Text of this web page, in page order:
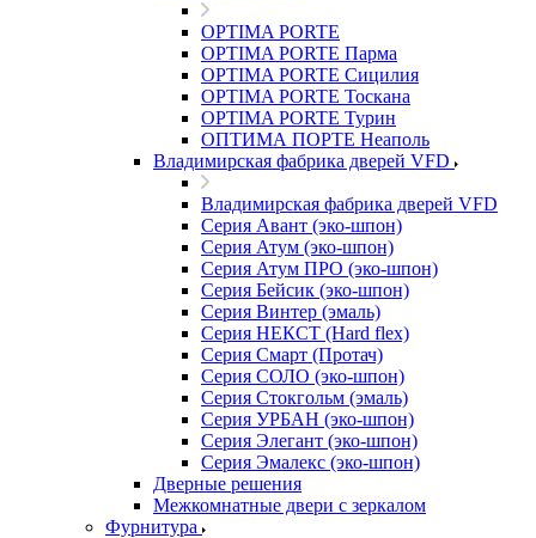
OPTIMA PORTE
OPTIMA PORTE Парма
OPTIMA PORTE Сицилия
OPTIMA PORTE Тоскана
OPTIMA PORTE Турин
ОПТИМА ПОРТЕ Неаполь
Владимирская фабрика дверей VFD
Владимирская фабрика дверей VFD
Серия Авант (эко-шпон)
Серия Атум (эко-шпон)
Серия Атум ПРО (эко-шпон)
Серия Бейсик (эко-шпон)
Серия Винтер (эмаль)
Серия НЕКСТ (Hard flex)
Серия Смарт (Протач)
Серия СОЛО (эко-шпон)
Серия Стокгольм (эмаль)
Серия УРБАН (эко-шпон)
Серия Элегант (эко-шпон)
Серия Эмалекс (эко-шпон)
Дверные решения
Межкомнатные двери c зеркалом
Фурнитура